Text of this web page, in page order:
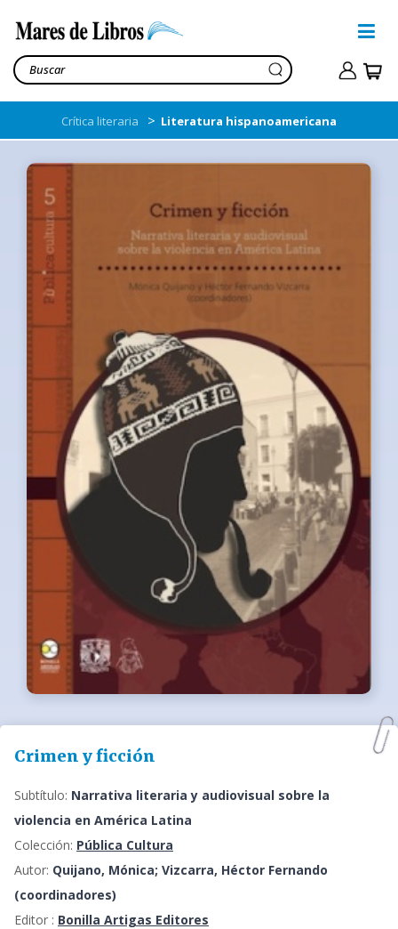
Crítica literaria > Literatura hispanoamericana
Crimen y ficción
Subtítulo: Narrativa literaria y audiovisual sobre la
violencia en América Latina
Colección: Pública Cultura
Autor: Quijano, Mónica; Vizcarra, Héctor Fernando
(coordinadores)
Editor : Bonilla Artigas Editores